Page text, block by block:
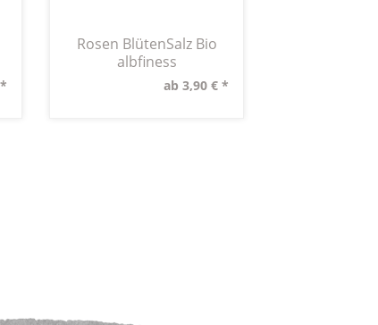
Rosen BlütenSalz Bio
albfiness
ab 3,90 € *